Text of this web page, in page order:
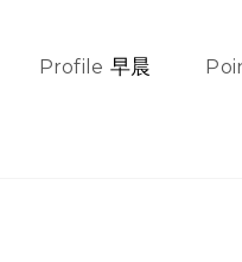
Profile 早晨